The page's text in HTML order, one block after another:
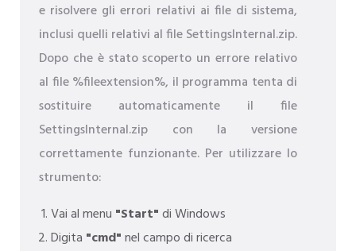
e risolvere gli errori relativi ai file di sistema,
inclusi quelli relativi al file SettingsInternal.zip.
Dopo che è stato scoperto un errore relativo
al file %fileextension%, il programma tenta di
sostituire automaticamente il file
SettingsInternal.zip con la versione
correttamente funzionante. Per utilizzare lo
strumento:
Vai al menu "Start"di Windows
Digita "cmd"nel campo di ricerca